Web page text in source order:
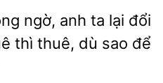
ngờ, anh ta lại đổi
thì
dù sao để